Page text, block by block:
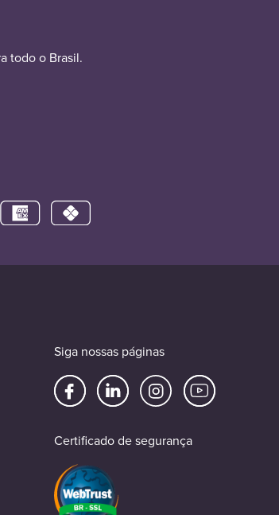
todo o Brasil.
Siga nossas páginas
Certificado de segurança